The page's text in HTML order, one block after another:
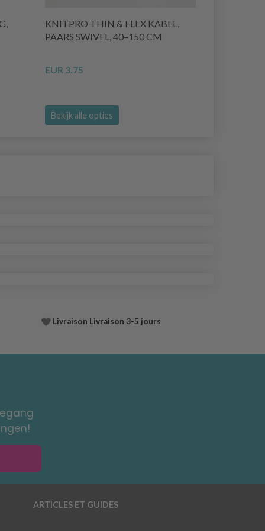
KNITPRO THIN & FLEX KABEL,
PAARS SWIVEL, 40–150 CM
EUR 3.75
Bekijk alle opties
Livraison Livraison 3-5 jours
ARTICLES ET GUIDES